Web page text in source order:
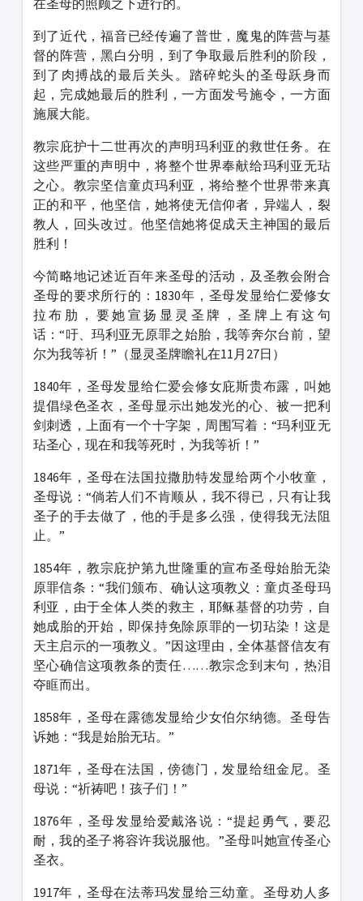
到了近代，福音已经传遍了普世，魔鬼的阵营与基
督的阵营，黑白分明，到了争取最后胜利的阶段，
到了肉搏战的最后关头。踏碎蛇头的圣母跃身而
起，完成她最后的胜利，一方面发号施令，一方面
施展大能。
教宗庇护十二世再次的声明玛利亚的救世任务。在
这些严重的声明中，将整个世界奉献给玛利亚无玷
之心。教宗坚信童贞玛利亚，将给整个世界带来真
正的和平，他坚信，她将使无信仰者，异端人，裂
教人，回头改过。他坚信她将促成天主神国的最后
胜利！
今简略地记述近百年来圣母的活动，及圣教会附合
圣母的要求所行的：1830年，圣母发显给仁爱修女
拉布肋，要她宣扬显灵圣牌，圣牌上有这句
话：“吁、玛利亚无原罪之始胎，我等奔尔台前，望
尔为我等祈！”（显灵圣牌瞻礼在11月27日）
1840年，圣母发显给仁爱会修女庇斯贵布露，叫她
提倡绿色圣衣，圣母显示出她发光的心、被一把利
剑刺透，上面有一个十字架，周围写着：“玛利亚无
玷圣心，现在和我等死时，为我等祈！”
1846年，圣母在法国拉撒肋特发显给两个小牧童，
圣母说：“倘若人们不肯顺从，我不得已，只有让我
圣子的手去做了，他的手是多么强，使得我无法阻
止。”
1854年，教宗庇护第九世隆重的宣布圣母始胎无染
原罪信条：“我们颁布、确认这项教义：童贞圣母玛
利亚，由于全体人类的救主，耶稣基督的功劳，自
她成胎的开始，即保持免除原罪的一切玷染！这是
天主启示的一项教义。”因这理由，全体基督信友有
坚心确信这项教条的责任……教宗念到末句，热泪
夺眶而出。
1858年，圣母在露德发显给少女伯尔纳德。圣母告
诉她：“我是始胎无玷。”
1871年，圣母在法国，傍德门，发显给纽金尼。圣
母说：“祈祷吧！孩子们！”
1876年，圣母发显给爱戴洛说：“提起勇气，要忍
耐，我的圣子将容许我说服他。”圣母叫她宣传圣心
圣衣。
1917年，圣母在法蒂玛发显给三幼童。圣母劝人多